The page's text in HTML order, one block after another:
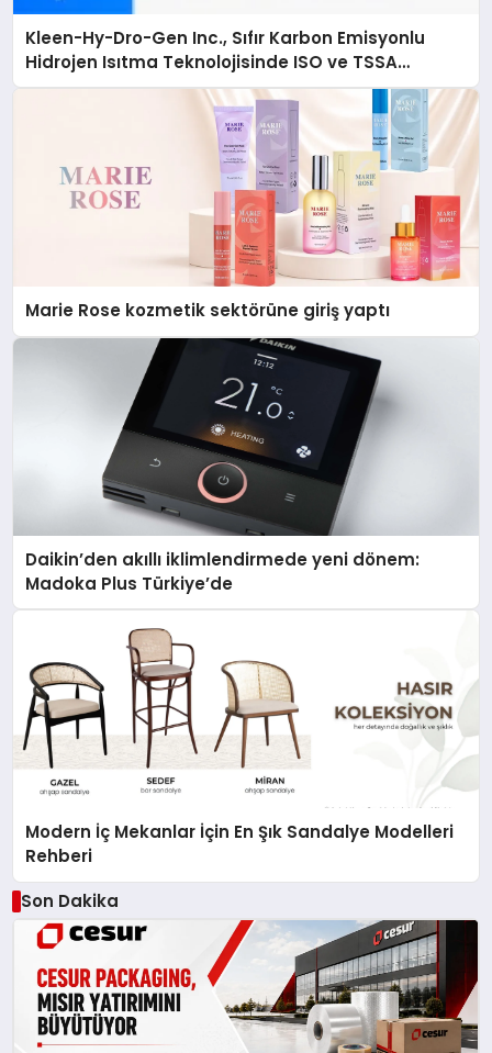
Kleen-Hy-Dro-Gen Inc., Sıfır Karbon Emisyonlu
Hidrojen Isıtma Teknolojisinde ISO ve TSSA
Düzenleyici Onaylarını Aldı
Marie Rose kozmetik sektörüne giriş yaptı
Daikin’den akıllı iklimlendirmede yeni dönem:
Madoka Plus Türkiye’de
Modern İç Mekanlar İçin En Şık Sandalye Modelleri
Rehberi
Son Dakika